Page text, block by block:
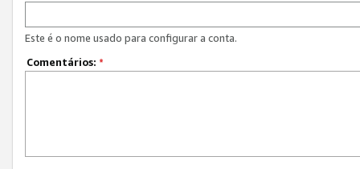
Este é o nome usado para configurar a conta.
Comentários: *